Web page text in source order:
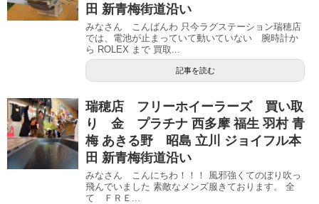
田 新青梅街道沿い
みなさん こんばんわ 只今ラグステーション瑞穂店
では、電池が止まっていて動いていない 腕時計か
ら ROLEX まで 買取...
記事を読む
瑞穂店 フリーホイーラーズ 買い取
り 金 プラチナ 西多摩 福生 羽村 青
梅 あきる野 昭島 立川 ジョイフル本
田 新青梅街道沿い
みなさん こんにちわ！！！ 風邪強くてのぼり吹っ
飛んでいました 素敵なメンズ服きております。 全
て ＦＲＥ...